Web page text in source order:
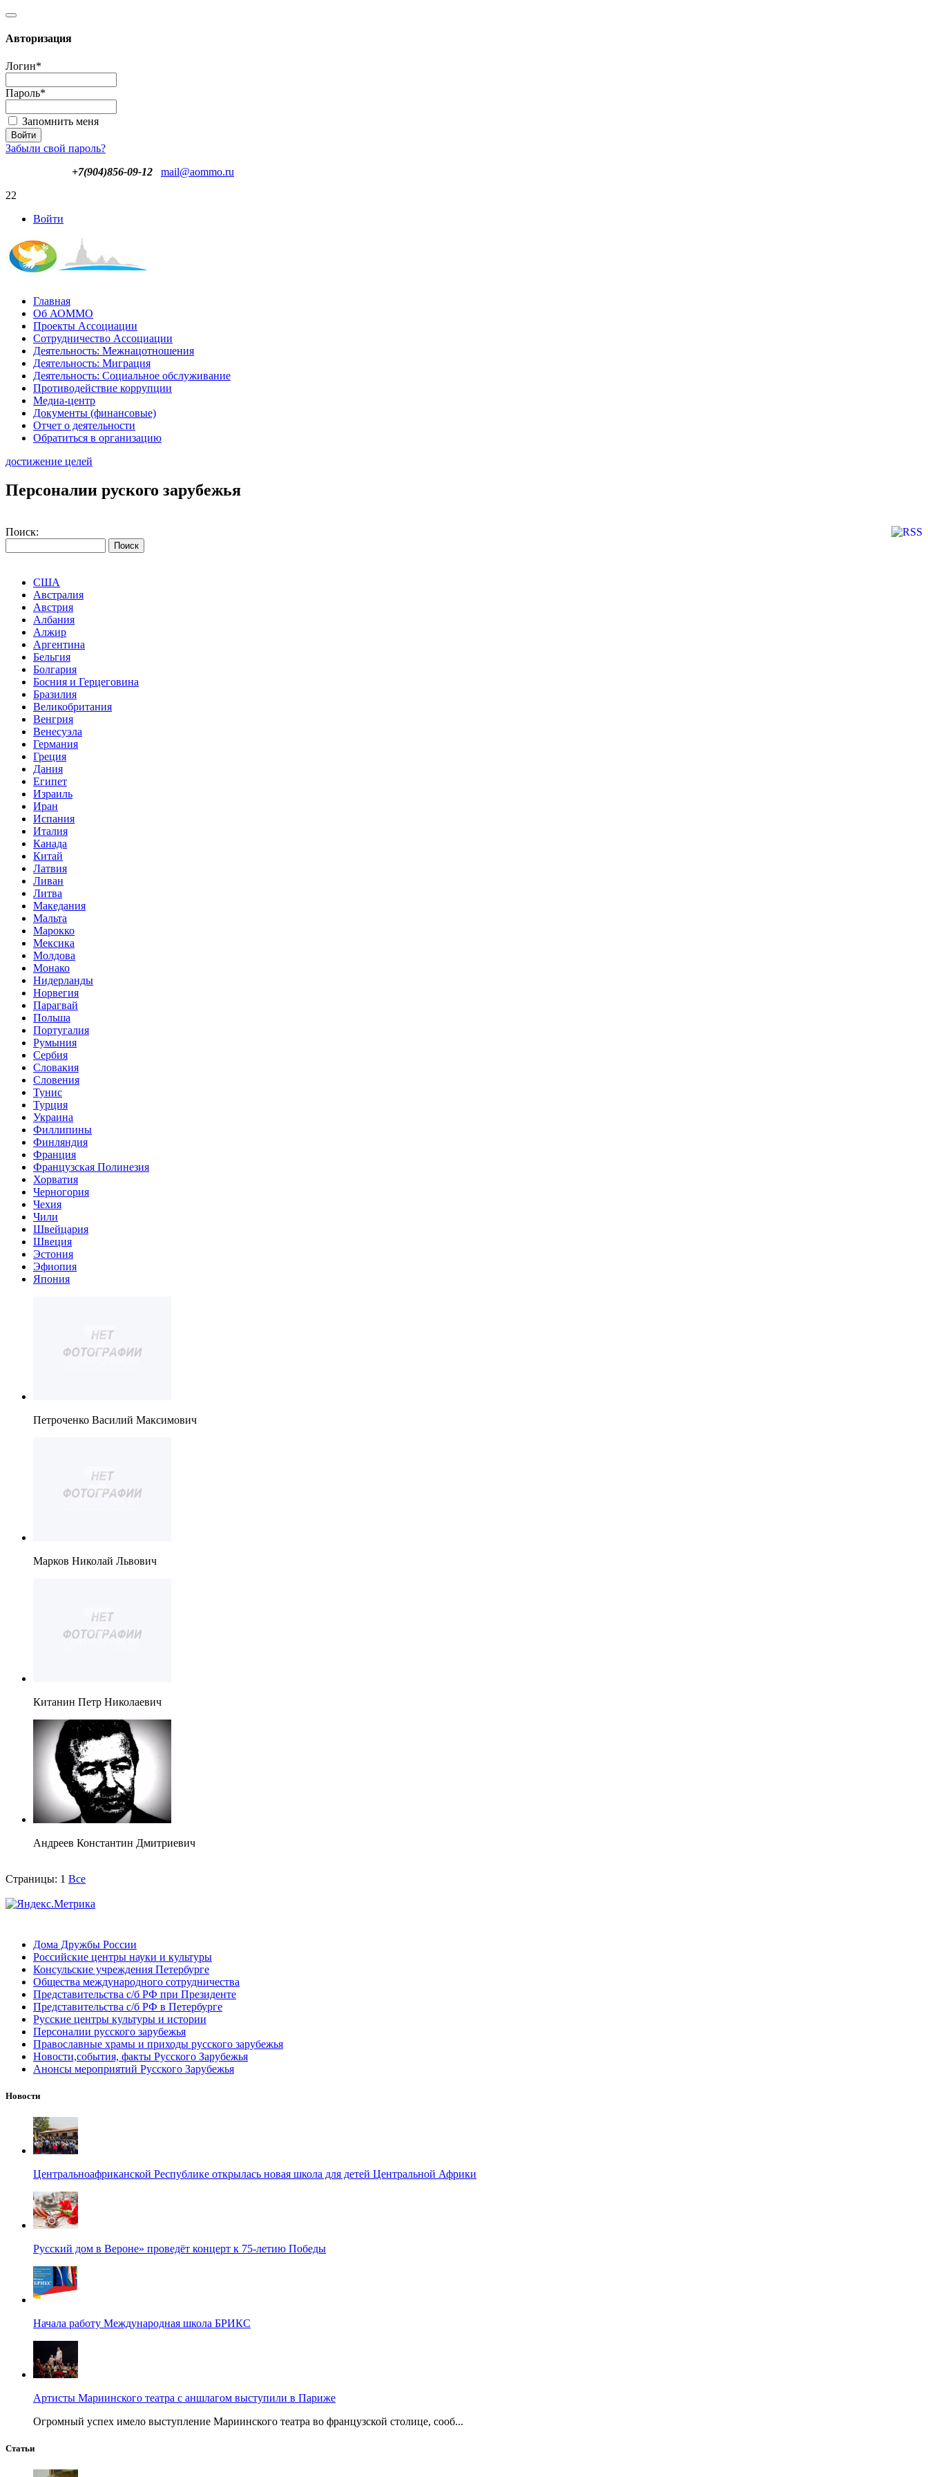
Авторизация
Логин*
Пароль*
Запомнить меня
Забыли свой пароль?
+7(904)856-09-12
mail@aommo.ru
22
Войти
Главная
Об АОММО
Проекты Ассоциации
Сотрудничество Ассоциации
Деятельность: Межнацотношения
Деятельность: Миграция
Деятельность: Социальное обслуживание
Противодействие коррупции
Медиа-центр
Документы (финансовые)
Отчет о деятельности
Обратиться в организацию
достижение целей
Персоналии руского зарубежья
Поиск:
США
Австралия
Австрия
Албания
Алжир
Аргентина
Бельгия
Болгария
Босния и Герцеговина
Бразилия
Великобритания
Венгрия
Венесуэла
Германия
Греция
Дания
Египет
Израиль
Иран
Испания
Италия
Канада
Китай
Латвия
Ливан
Литва
Македания
Мальта
Марокко
Мексика
Молдова
Монако
Нидерланды
Норвегия
Парагвай
Польша
Португалия
Румыния
Сербия
Словакия
Словения
Тунис
Турция
Украина
Филлипины
Финляндия
Франция
Французская Полинезия
Хорватия
Черногория
Чехия
Чили
Швейцария
Швеция
Эстония
Эфиопия
Япония
Петроченко Василий Максимович
Марков Николай Львович
Китанин Петр Николаевич
Андреев Константин Дмитриевич
Страницы: 1 Все
Дома Дружбы России
Российские центры науки и культуры
Консульские учреждения Петербурге
Общества международного сотрудничества
Представительства с/б РФ при Президенте
Представительства с/б РФ в Петербурге
Русские центры культуры и истории
Персоналии русского зарубежья
Православные храмы и приходы русского зарубежья
Новости,события, факты Русского Зарубежья
Анонсы мероприятий Русского Зарубежья
Новости
Центральноафриканской Республике открылась новая школа для детей Центральной Африки
Русский дом в Вероне» проведёт концерт к 75-летию Победы
Начала работу Международная школа БРИКС
Артисты Мариинского театра с аншлагом выступили в Париже
Огромный успех имело выступление Мариинского театра во французской столице, сооб...
Статьи